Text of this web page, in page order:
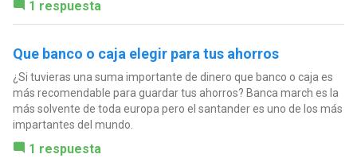
1 respuesta
Que banco o caja elegir para tus ahorros
¿Si tuvieras una suma importante de dinero que banco o caja es
más recomendable para guardar tus ahorros? Banca march es la
más solvente de toda europa pero el santander es uno de los más
impartantes del mundo.
1 respuesta